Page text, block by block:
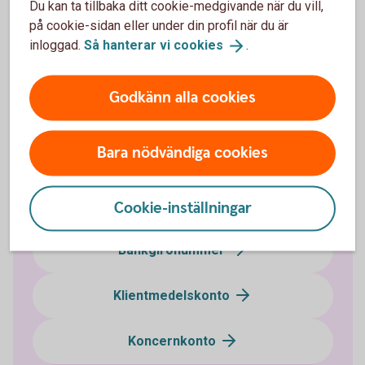
alternativa investeringsfonder, pensionsfonder, regioner,
kommuner och statliga myndigheter.
Företagskonton
Företagskonto
Bankgironummer
Klientmedelskonto
Koncernkonto
Du kan ta tillbaka ditt cookie-medgivande när du vill,
på cookie-sidan eller under din profil när du är
inloggad. Så hanterar vi cookies .
Godkänn alla cookies
Bara nödvändiga cookies
Cookie-inställningar